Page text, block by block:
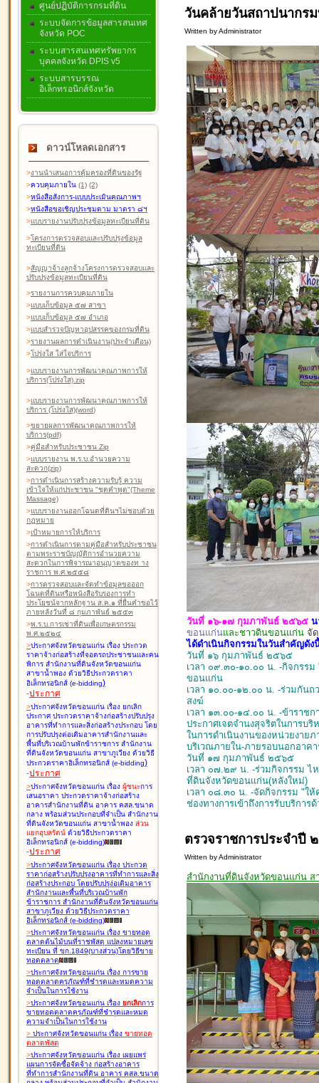
ศูนย์ปฏิบัติการกรมที่ดิน
ระบบจัดการข้อมูลสารสนเทศ
จังหวัด POC
ระบบสารสนเทศทรัพยากร
บุคคลจังหวัด DPIS v5
ระบบสารบรรณ
อิเล็กทรอนิกส์จังหวัด
ดาวน์โหลดเอกสาร
>งานนำเสนอการคุ้มครองที่ดินของรัฐ
>ควบคุมภายใน (1) (2)
>หนังสือสังการ-แบบประเมินคุณภาพฯ
>หนังสือขอเชิญประชุมตาม มาตรา ๘ฯ
>แบบรายงานปรับปรุงข้อมูลทะเบียนที่ดิน
>โครงการตรวจสอบและปรับปรุงข้อมูล
ทะเบียนที่ดิน
>สัญญาจ้างลูกจ้างโครงการตรวจสอบและ
ปรับปรุงข้อมูลทะเบียนที่ดิน
>รายงานการควบคุมภายใน
>แบบเก็บข้อมูล ๕๗ สาขา
>แบบเก็บข้อมูล ๕๗ อำเภอ
>แบบสำรวจปัญหาอุปสรรคของกรมที่ดิน
>รายงานผลการดำเนินงาน(ประจำเดือน)
>โปร่งใส ใส่ใจบริการ
>แบบรายงานการพัฒนาคุณภาพการให้
บริการ(โปร่งใส).zip
>แบบรายงานการพัฒนาคุณภาพการให้
บริการ (โปร่งใส)(word)
>ขยายผลการพัฒนาคุณภาพการให้
บริการ(pdf)
>คู่มือสำหรับประชาชน Zip
>แบบรายงาน พ.ร.บ.อำนวยความ
สะดวก(zip)
>การดำเนินการสร้างความรับรู้ ความ
เข้าใจให้แก่ประชาชน "ชุดคำพูด"(Theme
Massage)
>แบบรายงานออกโฉนดที่ดินฯไม่ชอบด้วย
กฎหมาย
>เป้าหมายการให้บริการ
>การดำเนินการตามคู่มือสำหรับประชาชน
ตามพระราชบัญญัติการอำนวยความ
สะดวกในการพิจารณาอนุญาตของท าง
ราชการ พ.ศ.๒๕๕๘
>การตรวจสอบและจัดทำข้อมูลขอออก
โฉนดที่ดินหรือหนังสือรับรองการทำ
ประโยชน์จากหลักฐาน ส.ค.๑ ที่ยื่นคำขอไว้
ภายหลังวันที่ ๘ กุมภาพันธ์ ๒๕๕๓
>พ.ร.บ.การเช่าที่ดินเพื่อเกษตรกรรม
พ.ศ.๒๕๒๔
>ประกาศจังหวัดขอนแก่น เรื่อง ประกวด
ราคาจ้างก่อสร้างที่จอดรถประชาชนและคน
พิการ สำนักงานที่ดินจังหวัดขอนแก่น
สาขาน้ำพอง ด้วยวิธีประกวดราคา
อิเล็กทรอนิกส์ (e-bidding)
-ประกาศ
>ประกาศจังหวัดขอนแก่น เรื่อง ยกเลิก
ประกาศ ประกวดราคาจ้างก่อสร้างปรับปรุง
อาคารที่ทำการและสิ่งก่อสร้างประกอบ โดย
การปรับปรุงต่อเติมอาคารสำนักงานและ
พื้นที่บริเวณบ้านพักข้าราชการ สำนักงาน
ที่ดินจังหวัดขอนแก่น สาขาภูเวียง ด้วยวิธี
ประกวดราคาอิเล็กทรอนิกส์ (e-bidding)
-ประกาศ
>ประกาศจังหวัดขอนแก่น เรื่อง ผู้ชนะการ
เสนอราคา ประกวดราคาจ้างก่อสร้าง
อาคารสำนักงานที่ดิน อาคาร คสล.ขนาด
กลาง พร้อมส่วนประกอบที่จำเป็น สำนักงาน
ที่ดินจังหวัดขอนแก่น สาขาน้ำพอง ส่วน
แยกอุบลรัตน์ ด้วยวิธีประกวดราคา
อิเล็กทรอนิกส์ (e-bidding)
-ประกาศ
>ประกาศจังหวัดขอนแก่น เรื่อง ประกวด
ราคาก่อสร้างปรับปรุงอาคารที่ทำการและสิ่ง
ก่อสร้างประกอบ โดยปรับปรุง่อเติมอาคาร
สำนักงานและพื้นที่บริเวณบ้านพัก
ข้าราชการ สำนักงานที่ดินจังหวัดขอนแก่น
สาขาภูเวียง ด้วยวิธีประกวดราคา
อิเล็กทรอนิกส์ (e-bidding)
>ประกาศจังหวัดขอนแก่น เรื่อง ขายทอด
ตลาดต้นไม้บนที่ราชพัสดุ แปลงหมายเลข
ทะเบียน ที่ ขก.1849(บางส่วน)โดยวิธีขาย
ทอดตลาด
>ประกาศจังหวัดขอนแก่น เรื่อง การขาย
ทอดตลาดครุภัณฑ์ที่ชำรุดและหมดความ
จำเป็นในการใช้งาน
>ประกาศจังหวัดขอนแก่น เรื่อง ยกเลิกการ
ขายทอดตลาดครุภัณฑ์ที่ชำรุดและหมด
ความจำเป็นในการใช้งาน
> ประกาศจังหวัดขอนแก่น เรื่อง ขายทอด
ตลาดพัสดุ
>ประกาศจังหวัดขอนแก่น เรื่อง เผยแพร่
แผนการจัดซื้อจัดจ้าง ก่อสร้างอาคาร
ที่ทำการสำนักงานที่ดิน อาคาร คสล.ขนาด
วันคล้ายวันสถาปนากร
Written by Administrator
วันที่ ๑๖-๑๗ กุมภาพันธ์ ๒๕๖๕ น
ขอนแก่นและชาวดินขอนแก่น จั
ได้ดำเนินกิจกรรมในวันสำคัญดัง
วันที่ ๑๖ กุมภาพันธ์ ๒๕๖๕
เวลา ๐๙.๓๐-๑๐.๐๐ น. -กิจกรรม
ขอนแก่น
เวลา ๑๐.๐๐-๑๒.๐๐ น. -ร่วมกันถ
สงฆ์
เวลา ๑๓.๐๐-๑๔.๐๐ น. -ข้าราชก
ประกาศเจตจำนงสุจริตในการบ
ในการดำเนินงานของหน่วยงา
บริเวณภายใน-ภายรอบนอกอาค
วันที่ ๑๗ กุมภาพันธ์ ๒๕๖๕
เวลา ๐๗.๒๙ น. -ร่วมกิจกรรม ไ
ที่ดินจังหวัดขอนแก่น(หลังใหม่)
เวลา ๐๘.๓๐ น. -จัดกิจกรรม "ให้
ช่องทางการเข้าถึงการรับบริการ
ตรวจราชการประจำปี
Written by Administrator
สำนักงานที่ดินจังหวัดขอนแก่น ส